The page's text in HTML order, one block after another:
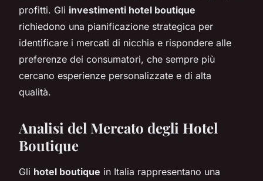
profitti. Gli investimenti hotel boutique
richiedono una pianificazione strategica per
identificare i mercati di nicchia e rispondere alle
preferenze dei consumatori, che sempre più
cercano esperienze personalizzate e di alta
qualità.
Analisi del Mercato degli Hotel
Boutique
Gli hotel boutique in Italia rappresentano una